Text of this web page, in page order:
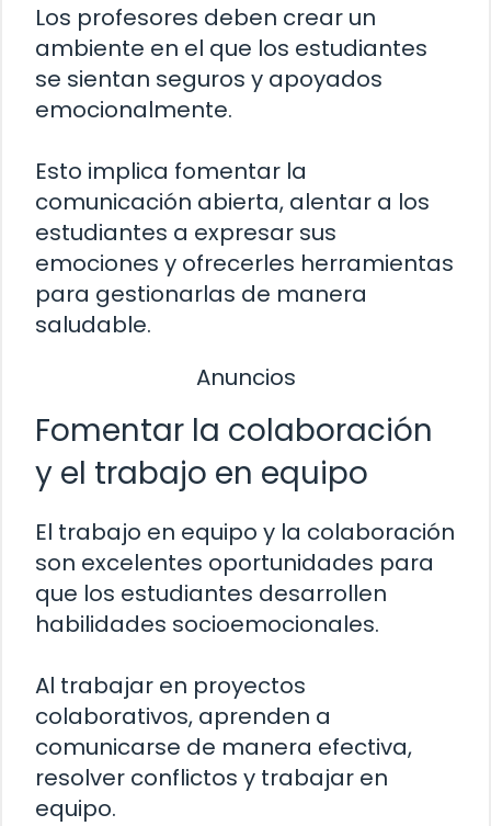
Los profesores deben crear un
ambiente en el que los estudiantes
se sientan seguros y apoyados
emocionalmente.
Esto implica fomentar la
comunicación abierta, alentar a los
estudiantes a expresar sus
emociones y ofrecerles herramientas
para gestionarlas de manera
saludable.
Anuncios
Fomentar la colaboración
y el trabajo en equipo
El trabajo en equipo y la colaboración
son excelentes oportunidades para
que los estudiantes desarrollen
habilidades socioemocionales.
Al trabajar en proyectos
colaborativos, aprenden a
comunicarse de manera efectiva,
resolver conflictos y trabajar en
equipo.